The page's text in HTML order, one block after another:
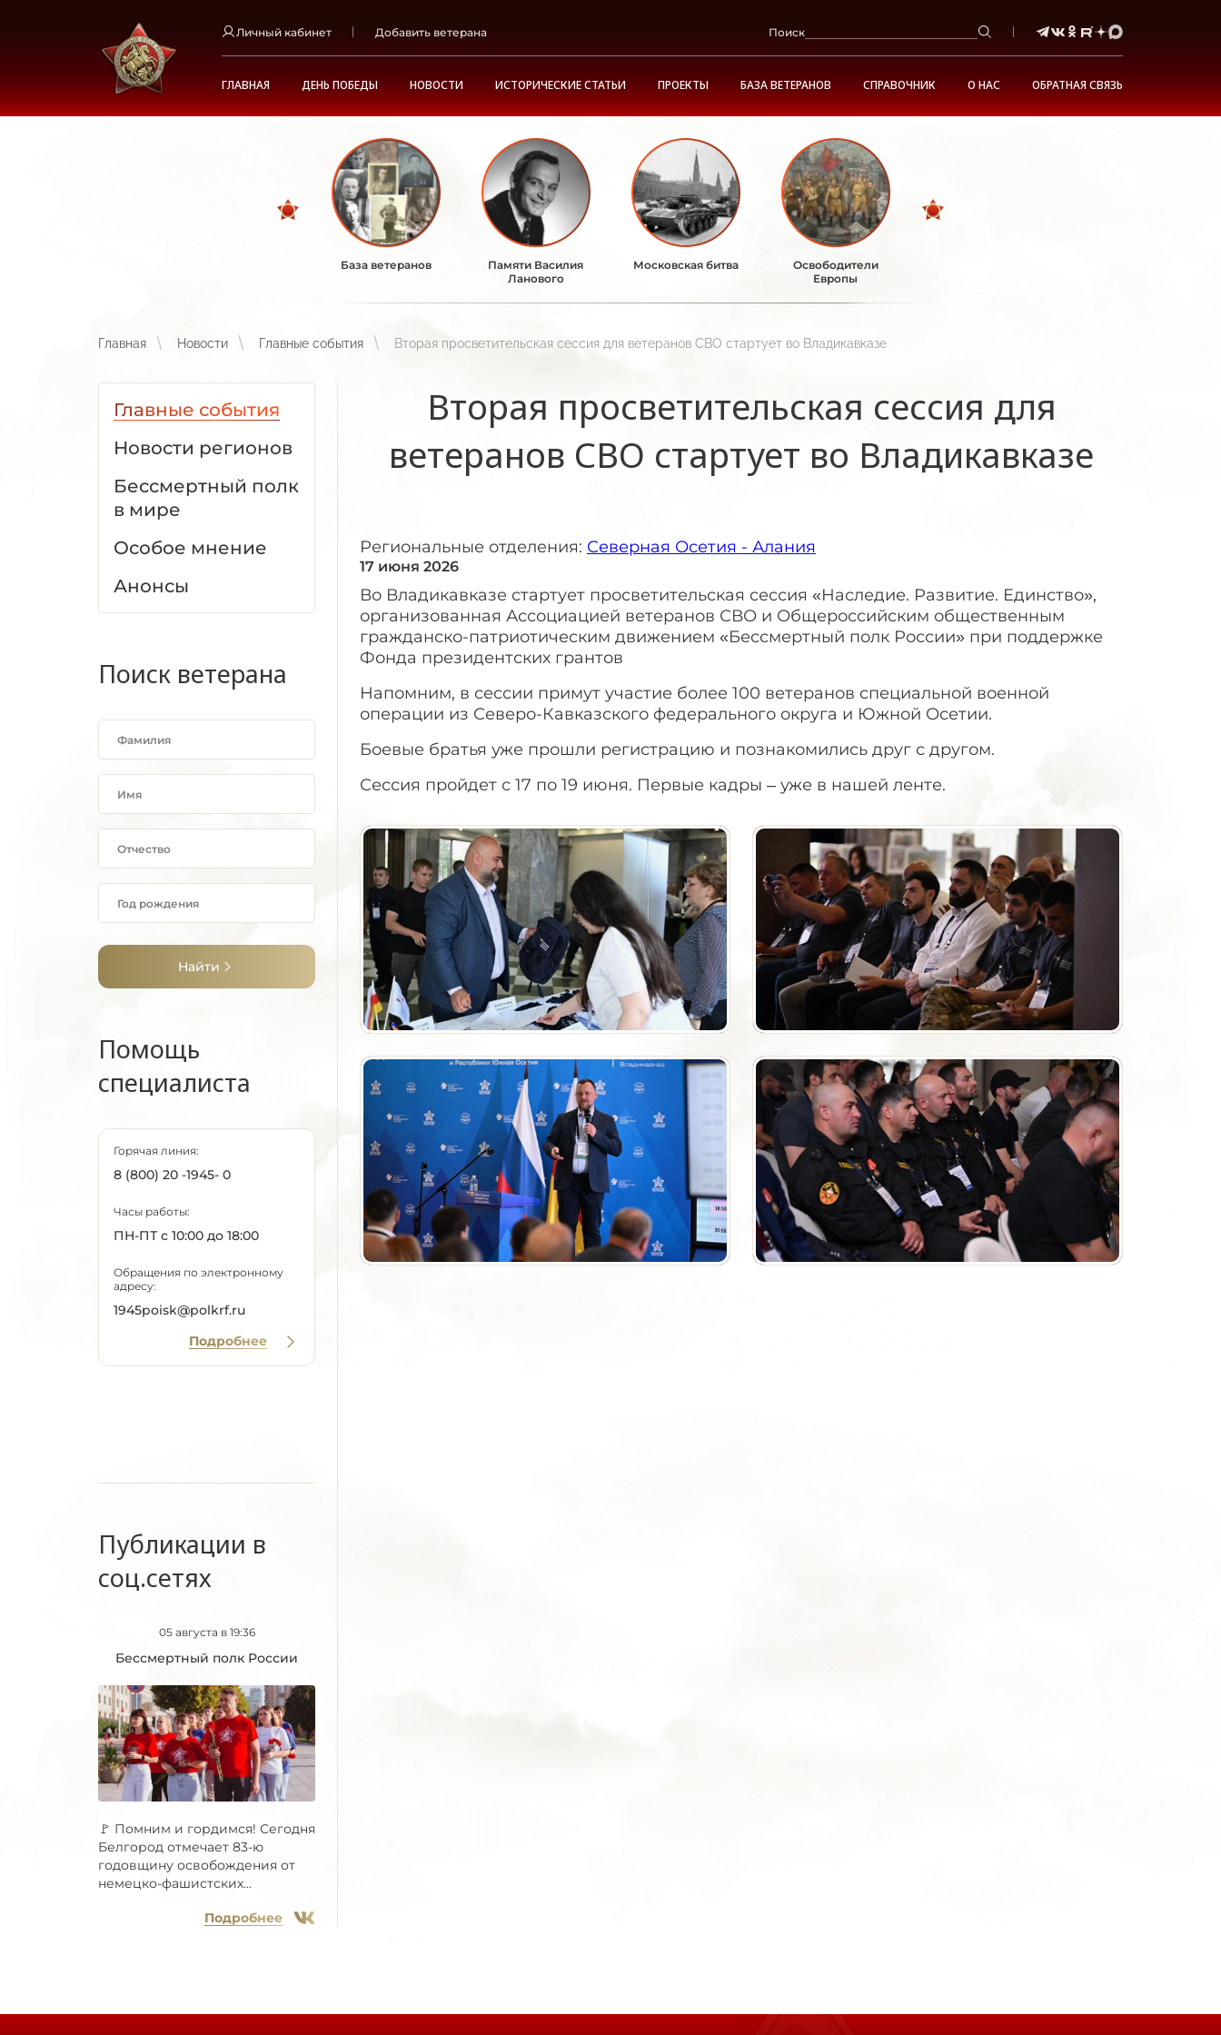
Личный кабинет Добавить ветерана Поиск
ГЛАВНАЯ ДЕНЬ ПОБЕДЫ НОВОСТИ ИСТОРИЧЕСКИЕ СТАТЬИ ПРОЕКТЫ БАЗА ВЕТЕРАНОВ СПРАВОЧНИК О НАС ОБРАТНАЯ СВЯЗЬ
База ветеранов
Памяти Василия
Ланового
Московская битва
Освободители
Европы
Главная Новости Главные события Вторая просветительская сессия для ветеранов СВО стартует во Владикавказе
Главные события
Новости регионов
Бессмертный полк
в мире
Особое мнение
Анонсы
Поиск ветерана
Найти
Помощь
специалиста
Горячая линия:
8 (800) 20 -1945- 0
Часы работы:
ПН-ПТ с 10:00 до 18:00
Обращения по электронному
адресу:
1945poisk@polkrf.ru
Подробнее
Публикации в
соц.сетях
05 августа в 19:36
Бессмертный полк России
🚩 Помним и гордимся! Сегодня
Белгород отмечает 83-ю
годовщину освобождения от
немецко-фашистских...
Подробнее
Вторая просветительская сессия для
ветеранов СВО стартует во Владикавказе
Региональные отделения: Северная Осетия - Алания
17 июня 2026
Во Владикавказе стартует просветительская сессия «Наследие. Развитие. Единство»,
организованная Ассоциацией ветеранов СВО и Общероссийским общественным
гражданско-патриотическим движением «Бессмертный полк России» при поддержке
Фонда президентских грантов
Напомним, в сессии примут участие более 100 ветеранов специальной военной
операции из Северо-Кавказского федерального округа и Южной Осетии.
Боевые братья уже прошли регистрацию и познакомились друг с другом.
Сессия пройдет с 17 по 19 июня. Первые кадры – уже в нашей ленте.